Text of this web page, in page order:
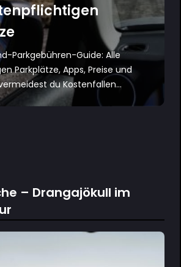
Parkgebühren-Guide: Alle
Parkplätze, Apps, Preise und
du Kostenfallen...
– Drangajökull im